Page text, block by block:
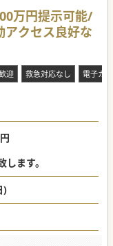
万円提示可能/
クセス良好な
迎 救急対応なし 電子カ
ます。
)